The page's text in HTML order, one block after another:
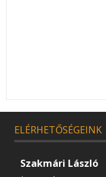
ELÉRHETŐSÉGEINK
Szakmári László